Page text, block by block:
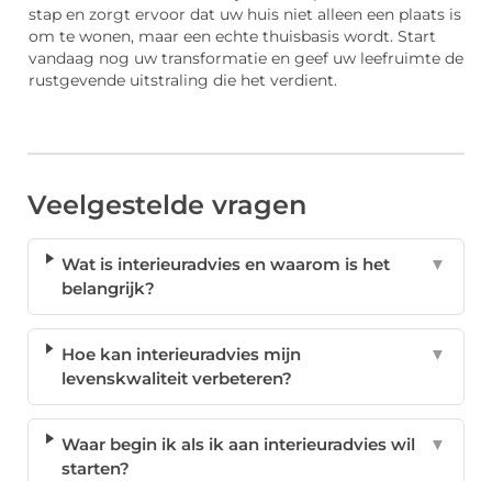
stap en zorgt ervoor dat uw huis niet alleen een plaats is
om te wonen, maar een echte thuisbasis wordt. Start
vandaag nog uw transformatie en geef uw leefruimte de
rustgevende uitstraling die het verdient.
Veelgestelde vragen
Wat is interieuradvies en waarom is het
belangrijk?
▼
Hoe kan interieuradvies mijn
levenskwaliteit verbeteren?
▼
Waar begin ik als ik aan interieuradvies wil
starten?
▼